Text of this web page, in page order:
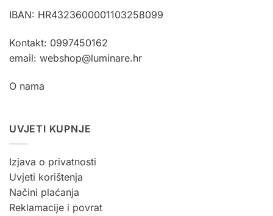
IBAN: HR4323600001103258099
Kontakt: 0997450162
email: webshop@luminare.hr
O nama
UVJETI KUPNJE
Izjava o privatnosti
Uvjeti korištenja
Načini plaćanja
Reklamacije i povrat